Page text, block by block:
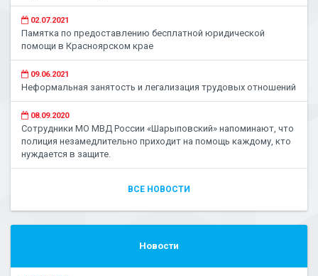
02.07.2021
Памятка по предоставлению бесплатной юридической
помощи в Красноярском крае
09.06.2021
Неформальная занятость и легализация трудовых отношений
08.09.2020
Сотрудники МО МВД России «Шарыповский» напоминают, что
полиция незамедлительно приходит на помощь каждому, кто
нуждается в защите.
ВСЕ НОВОСТИ
Новости